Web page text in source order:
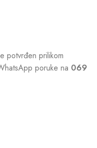
potvrđen prilikom
poruke na 069